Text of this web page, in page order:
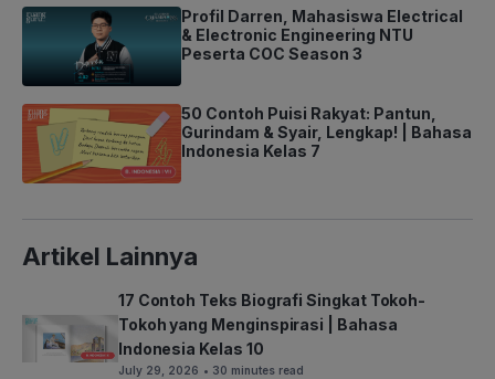
Profil Darren, Mahasiswa Electrical
& Electronic Engineering NTU
Peserta COC Season 3
50 Contoh Puisi Rakyat: Pantun,
Gurindam & Syair, Lengkap! | Bahasa
Indonesia Kelas 7
Artikel Lainnya
17 Contoh Teks Biografi Singkat Tokoh-
Tokoh yang Menginspirasi | Bahasa
Indonesia Kelas 10
July 29, 2026 • 30 minutes read